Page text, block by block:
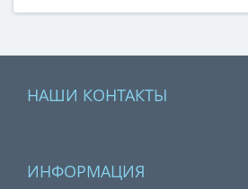
НАШИ КОНТАКТЫ
ИНФОРМАЦИЯ